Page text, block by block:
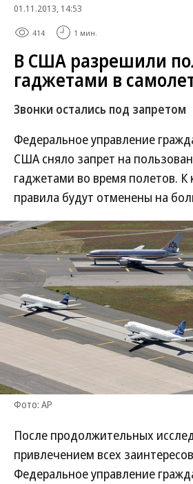
01.11.2013, 14:53
414 1 мин.
В США разрешили
гаджетами в
Звонки остались под запретом
Федеральное управление
США сняло запрет на
гаджетами во время полетов. К
правила будут отменены на
Фото: AP
После продолжительных
привлечением всех
Федеральное управление